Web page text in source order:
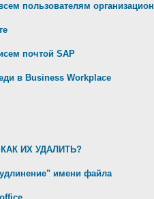
пользователям
почтой SAP
в Business Workplace
КАК ИХ УДАЛИТЬ?
имени файла